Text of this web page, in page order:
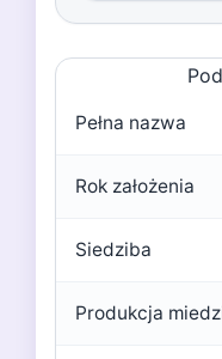
Pełna nazwa
Rok założenia
Siedziba
Produkcja